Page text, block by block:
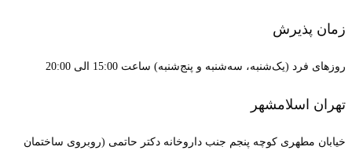
زمان پذیرش
روزهای فرد (یک‌شنبه، سه‌شنبه و پنج‌شنبه) ساعت 15:00 الی 20:00
تهران اسلامشهر
خیابان مطهری کوچه پنجم جنب داروخانه دکتر حاتمی (روبروی ساختمان